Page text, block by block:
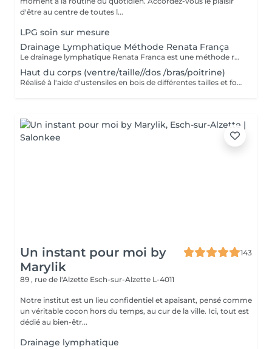
d'être au centre de toutes l...
LPG soin sur mesure
Drainage Lymphatique Méthode Renata França
Le drainage lymphatique Renata Franca est une méthode revisité du drainage lymphatique traditionnel qui permet d'obtenir des résultats plus rapides et visuels impressionnants. L'objectif du drainage manuel, c'est de stimuler le système lymphatique pour qu'il accélère son fonctionnement et élimine ce qui l'empêchait de fonctionner correctement. Pour ce faire, il va falloir stimuler les ganglions et les organes d'élimination. Plus il est pratiqué régulièrement, plus il sera efficace et permettra de soutenir le système lymphatique plutôt que de le relancer à chaque fois.
Haut du corps (ventre/taille//dos /bras/poitrine)
Réalisé à l'aide d'ustensiles en bois de différentes tailles et formes spécialement conçus pour s'adapter aux lignes du corps. - Une alternative à la chirurgie - Accélère le métabolisme - Active le système lymphatique - Raffermit et tonifie la peau - Redessine le corps et les volumes - Post opératoire...
Un instant pour moi by
Marylik
143
89 , rue de l'Alzette Esch-sur-Alzette L-4011
Notre institut est un lieu confidentiel et apaisant, pensé comme
un véritable cocon hors du temps, au cur de la ville. Ici, tout est
dédié au bien-êtr...
Drainage lymphatique